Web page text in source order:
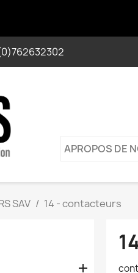
APROPOS DE
SAV 14 - contacteurs
